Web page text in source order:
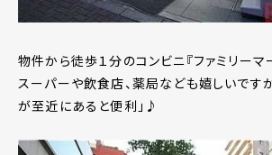
物件から徒歩１分のコンビニ『ファミリーマー
スーパーや飲食店、薬局なども嬉しいです
が至近にあると便利」♪